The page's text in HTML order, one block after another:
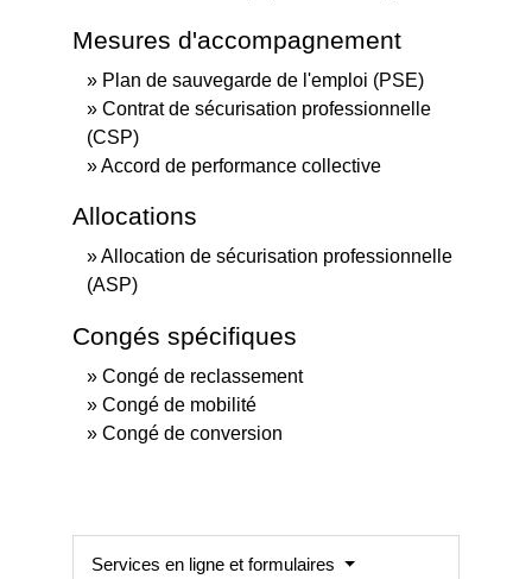
Mesures d'accompagnement
Plan de sauvegarde de l'emploi (PSE)
Contrat de sécurisation professionnelle
(CSP)
Accord de performance collective
Allocations
Allocation de sécurisation professionnelle
(ASP)
Congés spécifiques
Congé de reclassement
Congé de mobilité
Congé de conversion
Services en ligne et formulaires